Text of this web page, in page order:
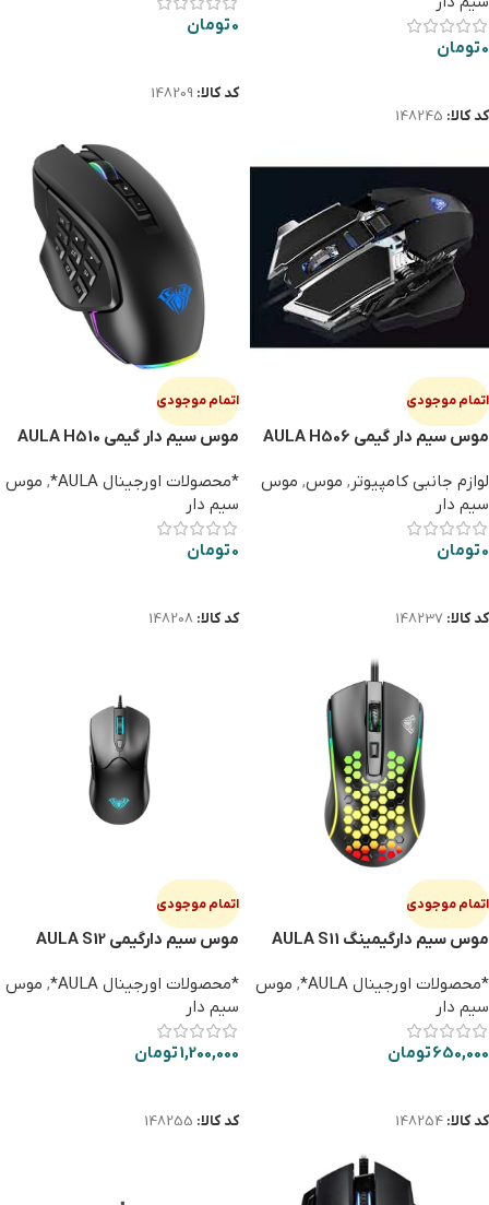
0تومان
کد کالا: 148245
0تومان
کد کالا: 148209
اتمام موجودی
موس سیم دار گیمی AULA H506
لوازم جانبی کامپیوتر , موس, موس
سیم دار
0تومان
کد کالا: 148237
اتمام موجودی
موس سیم دار گیمی AULA H510
*محصولات اورجینال AULA* , موس
سیم دار
0تومان
کد کالا: 148208
اتمام موجودی
موس سیم دارگیمینگ AULA S11
*محصولات اورجینال AULA* , موس
سیم دار
650,000تومان
کد کالا: 148254
اتمام موجودی
موس سیم دارگیمی AULA S12
*محصولات اورجینال AULA* , موس
سیم دار
1,200,000تومان
کد کالا: 148255